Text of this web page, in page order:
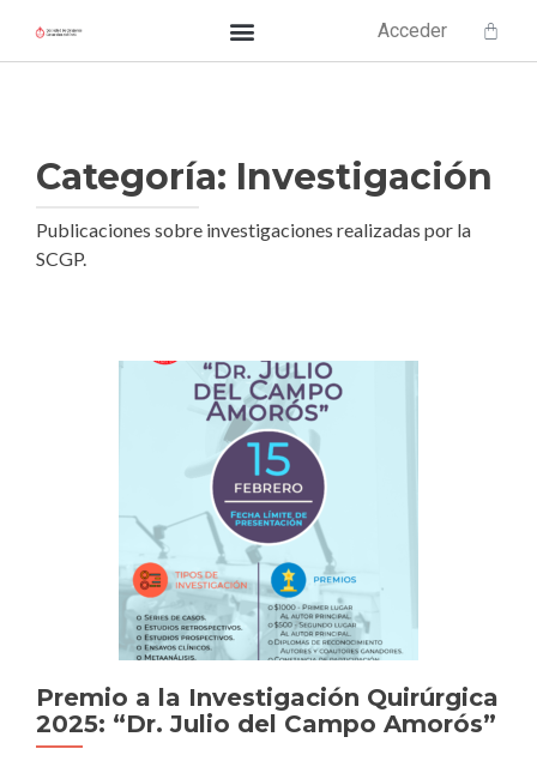
Acceder
Categoría: Investigación
Publicaciones sobre investigaciones realizadas por la
SCGP.
Premio a la Investigación Quirúrgica
2025: “Dr. Julio del Campo Amorós”